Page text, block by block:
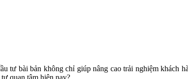
tư bài bản không chỉ giúp nâng cao trải nghiệm khách
quan tâm hiện nay?